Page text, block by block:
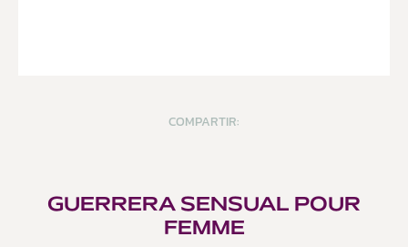
COMPARTIR:
GUERRERA SENSUAL POUR
FEMME